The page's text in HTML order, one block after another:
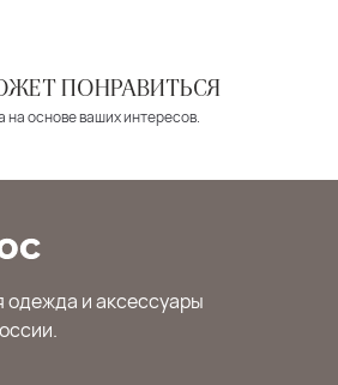
ПОНРАВИТЬСЯ
на основе ваших интересов.
и аксессуары